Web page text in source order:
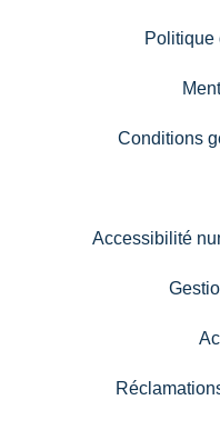
Politique
Conditions
Accessibilité